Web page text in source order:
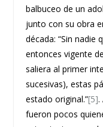
balbuceo de un
junto con su obra
década: “Sin nadie
entonces vigente
saliera al primer
sucesivas), estas
estado original.”[5].
fueron pocos